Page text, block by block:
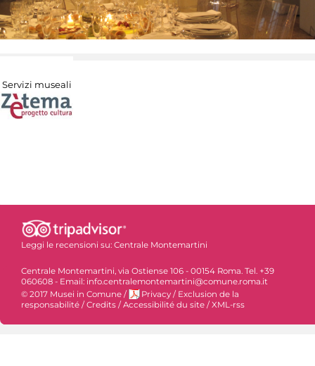
Servizi museali
Leggi le recensioni su: Centrale Montemartini
Centrale Montemartini, via Ostiense 106 - 00154 Roma. Tel. +39
060608 - Email: info.centralemontemartini@comune.roma.it
© 2017 Musei in Comune / Privacy / Exclusion de la
responsabilité / Credits / Accessibilité du site / XML-rss